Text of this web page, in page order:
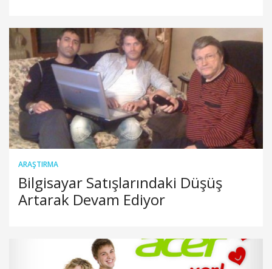
ARAŞTIRMA
Bilgisayar Satışlarındaki Düşüş
Artarak Devam Ediyor